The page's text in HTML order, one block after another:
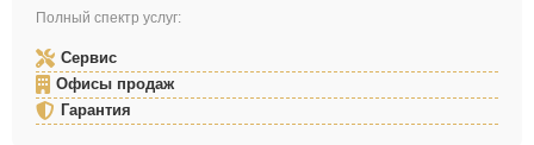
Полный спектр услуг:
Сервис
Офисы продаж
Гарантия